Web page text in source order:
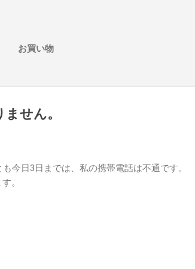
お買い物
せん。
も今日3日までは、私の携帯電話は不通です
。